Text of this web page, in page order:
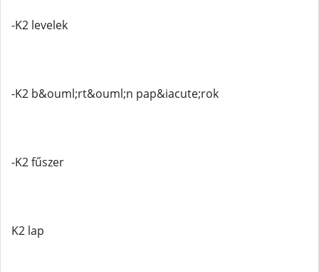
-K2 levelek
-K2 b&ouml;rt&ouml;n pap&iacute;rok
-K2 fűszer
K2 lap